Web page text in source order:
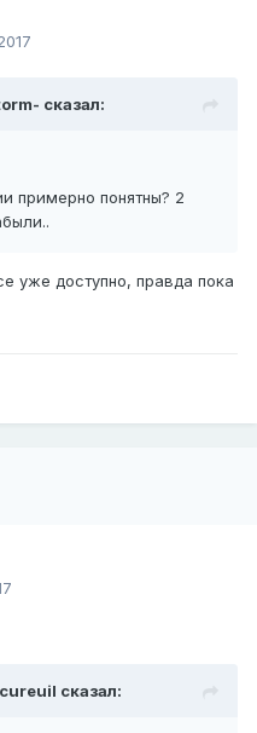
сказал:
примерно понятны? 2
уже доступно, правда пока
сказал: